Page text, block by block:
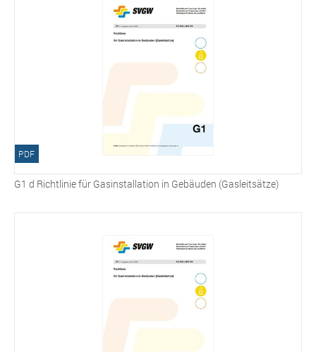
PDF
G1 d Richtlinie für Gasinstallation in Gebäuden (Gasleitsätze)